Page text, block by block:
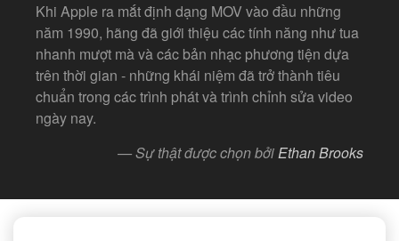
Khi Apple ra mắt định dạng MOV vào đầu những
năm 1990, hãng đã giới thiệu các tính năng như tua
nhanh mượt mà và các bản nhạc phương tiện dựa
trên thời gian - những khái niệm đã trở thành tiêu
chuẩn trong các trình phát và trình chỉnh sửa video
ngày nay.
— Sự thật được chọn bởiEthan Brooks